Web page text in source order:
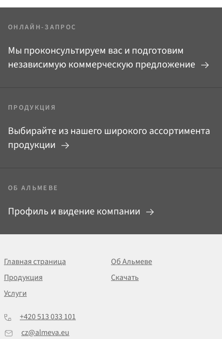
ОНЛАЙН-ЗАПРОС
Мы проконсультируем вас и подготовим
независимую коммерческую предложение
ПРОДУКЦИЯ
Выбирайте из нашего широкого ассортимента
продукции
ОБ АЛЬМЕВЕ
Профиль и видение компании
Главная страница
Об Альмеве
Продукция
Скачать
Услуги
+420 513 033 101
cz@almeva.eu